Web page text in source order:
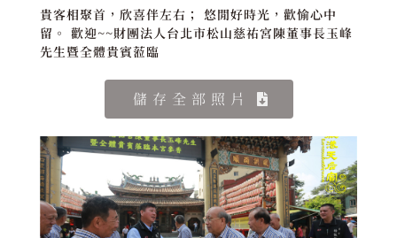
貴客相聚首，欣喜伴左右； 悠閒好時光，歡愉心中
留。 歡迎~~財團法人台北市松山慈祐宮陳董事長玉峰
先生暨全體貴賓蒞臨
儲存全部照片